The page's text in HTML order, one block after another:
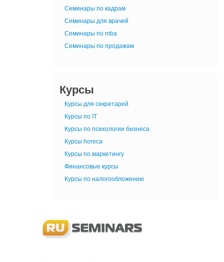
Семинары по кадрам
Семинары для врачей
Семинары по mba
Семинары по продажам
Курсы
Курсы для секретарей
Курсы по IT
Курсы по психологии бизнеса
Курсы horeca
Курсы по маркетингу
Финансовые курсы
Курсы по налогообложению